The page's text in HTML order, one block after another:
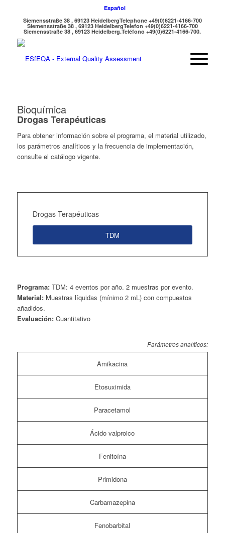
Español
Siemensstraße 38 , 69123 HeidelbergTelephone +49(0)6221-4166-700
Siemensstraße 38 , 69123 HeidelbergTelefon +49(0)6221-4166-700
Siemensstraße 38 , 69123 Heidelberg.Teléfono +49(0)6221-4166-700.
Bioquímica
Drogas Terapéuticas
Para obtener información sobre el programa, el material utilizado,
los parámetros analíticos y la frecuencia de implementación,
consulte el catálogo vigente.
Drogas Terapéuticas
TDM
Programa:TDM: 4 eventos por año. 2 muestras por evento.
Material:Muestras líquidas (mínimo 2 mL) con compuestos
añadidos.
Evaluación:Cuantitativo
Parámetros analíticos:
Amikacina
Etosuximida
Paracetamol
Ácido valproico
Fenitoína
Primidona
Carbamazepina
Fenobarbital